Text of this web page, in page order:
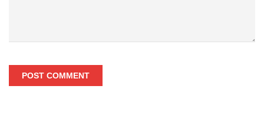
POST COMMENT